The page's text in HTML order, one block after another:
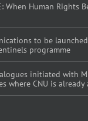
When Human Rights
to be
programme
initiated with
where CNU is already